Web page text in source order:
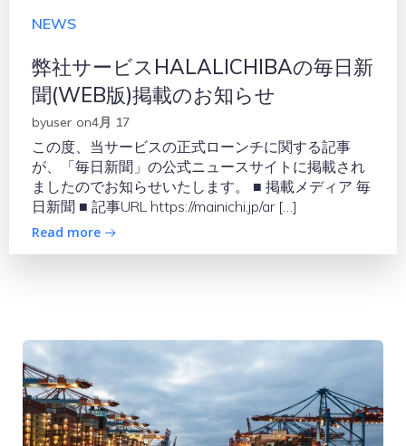
NEWS
弊社サービスHALALICHIBAの毎日新
聞(WEB版)掲載のお知らせ
byuser on4月 17
この度、当サービスの正式ローンチに関する記事
が、「毎日新聞」の公式ニュースサイトに掲載され
ましたのでお知らせいたします。 ■ 掲載メディア 毎
日新聞 ■ 記事URL https://mainichi.jp/ar […]
Read more